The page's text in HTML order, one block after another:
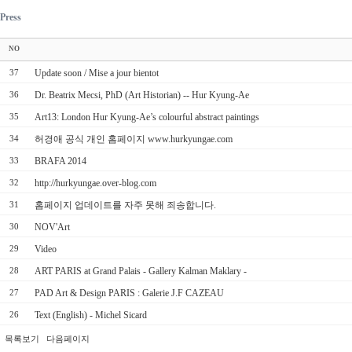
Press
NO
37 Update soon / Mise a jour bientot
36 Dr. Beatrix Mecsi, PhD (Art Historian) -- Hur Kyung-Ae
35 Art13: London Hur Kyung-Ae’s colourful abstract paintings
34 허경애 공식 개인 홈페이지 www.hurkyungae.com
33 BRAFA 2014
32 http://hurkyungae.over-blog.com
31 홈페이지 업데이트를 자주 못해 죄송합니다.
30 NOV'Art
29 Video
28 ART PARIS at Grand Palais - Gallery Kalman Maklary -
27 PAD Art & Design PARIS : Galerie J.F CAZEAU
26 Text (English) - Michel Sicard
목록보기 다음페이지